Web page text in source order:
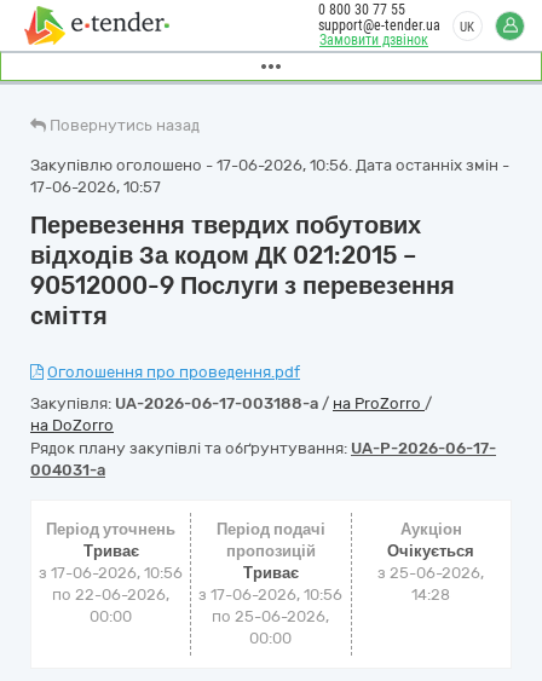
Замовити дзвінок
0 800 30 77 55
support@e-tender.ua
UK
Повернутись назад
Закупівлю оголошено - 17-06-2026, 10:56. Дата останніх змін -
17-06-2026, 10:57
Перевезення твердих побутових
відходів За кодом ДК 021:2015 –
90512000-9 Послуги з перевезення
сміття
Оголошення про проведення.pdf
Закупівля: UA-2026-06-17-003188-a / на ProZorro /
на DoZorro
Рядок плану закупівлі та обґрунтування: UA-P-2026-06-17-
004031-a
Період уточнень
Триває
з 17-06-2026, 10:56
по 22-06-2026,
00:00
Період подачі
пропозицій
Триває
з 17-06-2026, 10:56
по 25-06-2026,
00:00
Аукціон
Очікується
з25-06-2026,
14:28